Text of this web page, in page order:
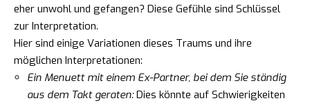
eher unwohl und gefangen? Diese Gefühle sind Schlüssel
zur Interpretation.
Hier sind einige Variationen dieses Traums und ihre
möglichen Interpretationen:
Ein Menuett mit einem Ex-Partner, bei dem Sie ständig
aus dem Takt geraten:Dies könnte auf Schwierigkeiten